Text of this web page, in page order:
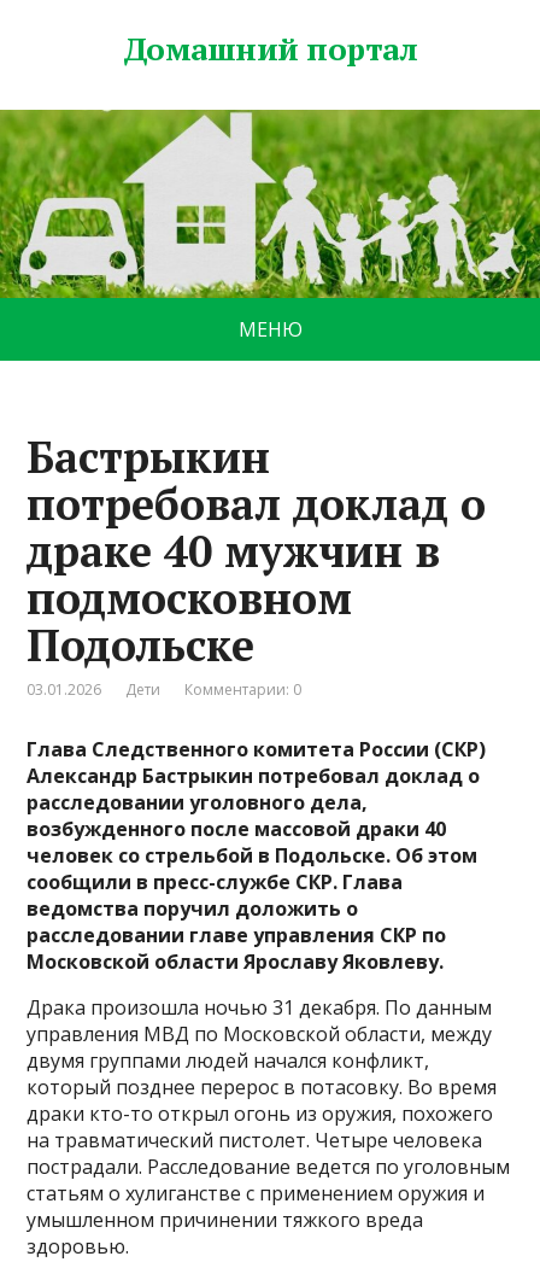
Домашний портал
МЕНЮ
Бастрыкин
потребовал доклад о
драке 40 мужчин в
подмосковном
Подольске
03.01.2026 Дети Комментарии: 0
Глава Следственного комитета России (СКР)
Александр Бастрыкин потребовал доклад о
расследовании уголовного дела,
возбужденного после массовой драки 40
человек со стрельбой в Подольске. Об этом
сообщили в пресс-службе СКР. Глава
ведомства поручил доложить о
расследовании главе управления СКР по
Московской области Ярославу Яковлеву.
Драка произошла ночью 31 декабря. По данным
управления МВД по Московской области, между
двумя группами людей начался конфликт,
который позднее перерос в потасовку. Во время
драки кто-то открыл огонь из оружия, похожего
на травматический пистолет. Четыре человека
пострадали. Расследование ведется по уголовным
статьям о хулиганстве с применением оружия и
умышленном причинении тяжкого вреда
здоровью.